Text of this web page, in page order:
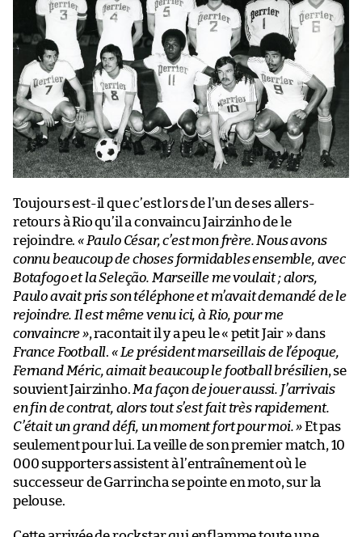
Toujours est-il que c’est lors de l’un de ses allers-
retours à Rio qu’il a convaincu Jairzinho de le
rejoindre.« Paulo César, c’est mon frère. Nous avons
connu beaucoup de choses formidables ensemble, avec
Botafogo et la Seleção. Marseille me voulait ; alors,
Paulo avait pris son téléphone et m’avait demandé de le
rejoindre. Il est même venu ici, à Rio, pour me
convaincre », racontait il y a peu le « petit Jair » dans
France Football. « Le président marseillais de l’époque,
Fernand Méric, aimait beaucoup le football brésilien, se
souvient Jairzinho. Ma façon de jouer aussi. J’arrivais
en fin de contrat, alors tout s’est fait très rapidement.
C’était un grand défi, un moment fort pour moi. »Et pas
seulement pour lui. La veille de son premier match, 10
000 supporters assistent à l’entraînement où le
successeur de Garrincha se pointe en moto, sur la
pelouse.